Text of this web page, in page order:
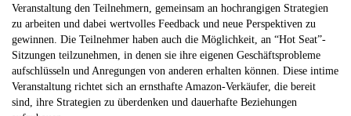
Veranstaltung den Teilnehmern, gemeinsam an hochrangigen Strategien
zu arbeiten und dabei wertvolles Feedback und neue Perspektiven zu
gewinnen. Die Teilnehmer haben auch die Möglichkeit, an “Hot Seat”-
Sitzungen teilzunehmen, in denen sie ihre eigenen Geschäftsprobleme
aufschlüsseln und Anregungen von anderen erhalten können. Diese intime
Veranstaltung richtet sich an ernsthafte Amazon-Verkäufer, die bereit
sind, ihre Strategien zu überdenken und dauerhafte Beziehungen